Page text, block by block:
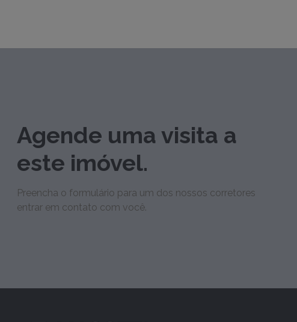
Agende uma visita a
este imóvel.
Preencha o formulário para um dos nossos corretores
entrar em contato com você.